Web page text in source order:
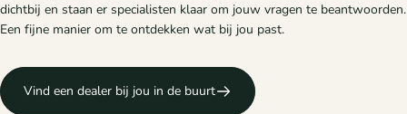
dichtbij en staan er specialisten klaar om jouw vragen te beantwoorden.
Een fijne manier om te ontdekken wat bij jou past.
Vind een dealer bij jou in de buurt